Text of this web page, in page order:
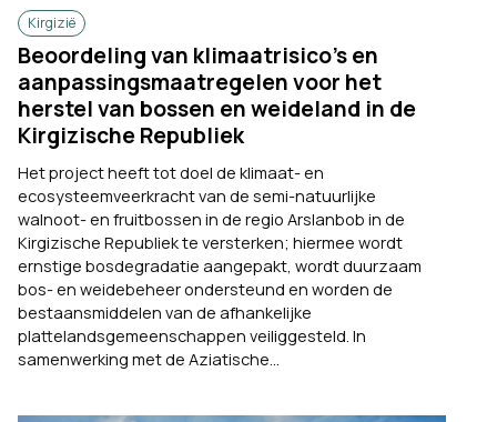
Kirgizië
Beoordeling van klimaatrisico’s en
aanpassingsmaatregelen voor het
herstel van bossen en weideland in de
Kirgizische Republiek
Het project heeft tot doel de klimaat- en
ecosysteemveerkracht van de semi-natuurlijke
walnoot- en fruitbossen in de regio Arslanbob in de
Kirgizische Republiek te versterken; hiermee wordt
ernstige bosdegradatie aangepakt, wordt duurzaam
bos- en weidebeheer ondersteund en worden de
bestaansmiddelen van de afhankelijke
plattelandsgemeenschappen veiliggesteld. In
samenwerking met de Aziatische...